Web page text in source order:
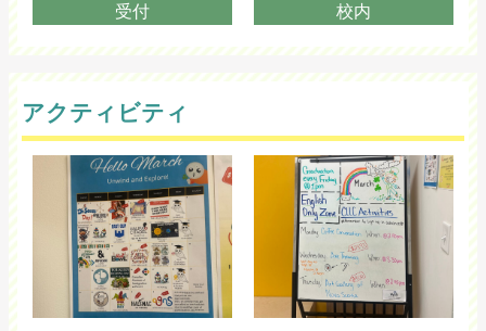
受付 校内
アクティビティ